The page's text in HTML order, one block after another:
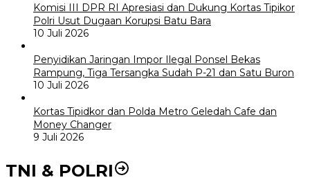
Komisi III DPR RI Apresiasi dan Dukung Kortas Tipikor
Polri Usut Dugaan Korupsi Batu Bara
10 Juli 2026
Penyidikan Jaringan Impor Ilegal Ponsel Bekas
Rampung, Tiga Tersangka Sudah P-21 dan Satu Buron
10 Juli 2026
Kortas Tipidkor dan Polda Metro Geledah Cafe dan
Money Changer
9 Juli 2026
TNI & POLRI